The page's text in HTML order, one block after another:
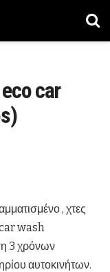
car
, χτες
car wash
3 χρόνων
αυτοκινήτων.